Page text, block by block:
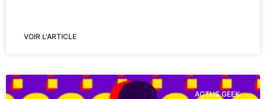
VOIR L'ARTICLE
ACTUS GEEK